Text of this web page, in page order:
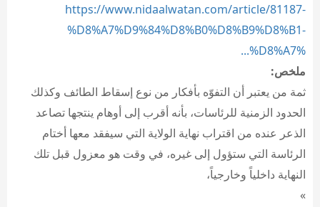
https://www.nidaalwatan.com/article/81187-
%D8%A7%D9%84%D8%B0%D8%B9%D8%B1-
%D8%A7%...
ملخص:
ثمة من يعتبر أن التفوّه بأفكار من نوع إسقاط الطائف وكذلك
الحدود الزمنية للرئاسات، بأنه أقرب إلى أوهام ينتجها تصاعد
الذعر عنده من اقتراب نهاية الولاية التي سيفقد معها أختام
الرئاسة التي ستؤول إلى غيره، في وقت هو معزول قبل تلك
النهاية داخلياً وخارجياً،
»